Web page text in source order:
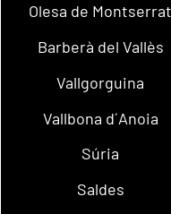
Olesa de Montserrat
Barberà del Vallès
Vallgorguina
Vallbona d´Anoia
Súria
Saldes